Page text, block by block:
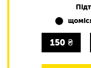
150 ₴